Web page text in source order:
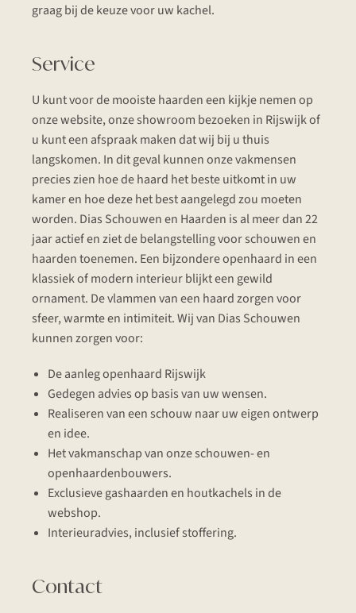
graag bij de keuze voor uw kachel.
Service
U kunt voor de mooiste haarden een kijkje nemen op
onze website, onze showroom bezoeken in Rijswijk of
u kunt een afspraak maken dat wij bij u thuis
langskomen. In dit geval kunnen onze vakmensen
precies zien hoe de haard het beste uitkomt in uw
kamer en hoe deze het best aangelegd zou moeten
worden. Dias Schouwen en Haarden is al meer dan 22
jaar actief en ziet de belangstelling voor schouwen en
haarden toenemen. Een bijzondere openhaard in een
klassiek of modern interieur blijkt een gewild
ornament. De vlammen van een haard zorgen voor
sfeer, warmte en intimiteit. Wij van Dias Schouwen
kunnen zorgen voor:
De aanleg openhaard Rijswijk
Gedegen advies op basis van uw wensen.
Realiseren van een schouw naar uw eigen ontwerp
en idee.
Het vakmanschap van onze schouwen- en
openhaardenbouwers.
Exclusieve gashaarden en houtkachels in de
webshop.
Interieuradvies, inclusief stoffering.
Contact